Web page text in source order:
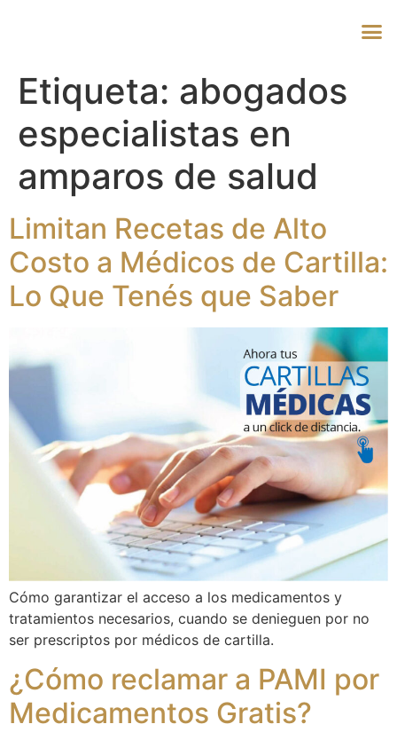
Etiqueta: abogados
especialistas en
amparos de salud
Limitan Recetas de Alto
Costo a Médicos de Cartilla:
Lo Que Tenés que Saber
Cómo garantizar el acceso a los medicamentos y
tratamientos necesarios, cuando se denieguen por no
ser prescriptos por médicos de cartilla.
¿Cómo reclamar a PAMI por
Medicamentos Gratis?